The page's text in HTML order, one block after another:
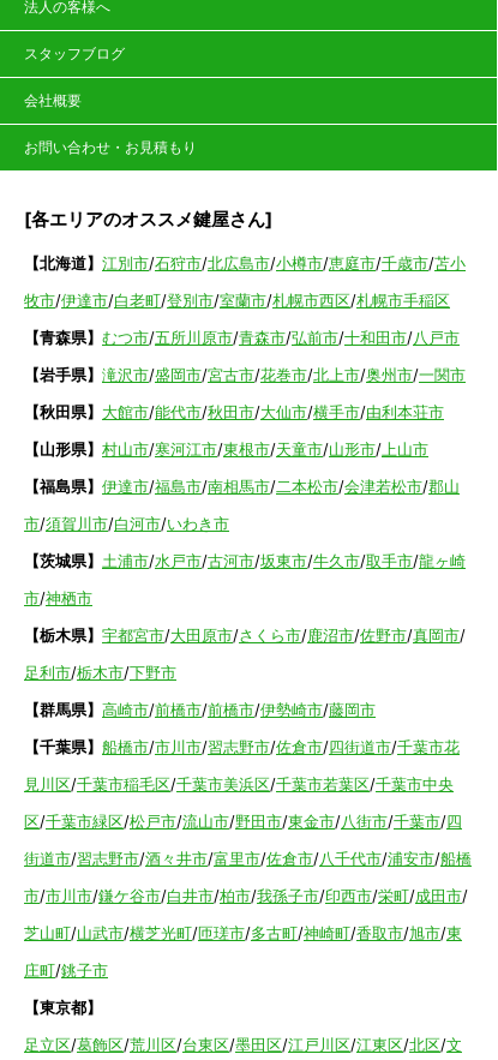
法人の客様へ
スタッフブログ
会社概要
お問い合わせ・お見積もり
[各エリアのオススメ鍵屋さん]
【北海道】 江別市/石狩市/北広島市/小樽市/恵庭市/千歳市/苫小
牧市/伊達市/白老町/登別市/室蘭市/札幌市西区/札幌市手稲区
【青森県】 むつ市/五所川原市/青森市/弘前市/十和田市/八戸市
【岩手県】 滝沢市/盛岡市/宮古市/花巻市/北上市/奥州市/一関市
【秋田県】 大館市/能代市/秋田市/大仙市/横手市/由利本荘市
【山形県】 村山市/寒河江市/東根市/天童市/山形市/ 上山市
【福島県】 伊達市/福島市/南相馬市/二本松市/会津若松市/郡山
市/須賀川市/白河市/いわき市
【茨城県】 土浦市/水戸市/古河市/坂東市/牛久市/取手市/龍ヶ崎
市/神栖市
【栃木県】 宇都宮市/大田原市/さくら市/鹿沼市/佐野市/真岡市/
足利市/栃木市/下野市
【群馬県】 高崎市/前橋市/前橋市/伊勢崎市/藤岡市
【千葉県】 船橋市/市川市/習志野市/佐倉市/四街道市/千葉市花
見川区/千葉市稲毛区/千葉市美浜区/千葉市若葉区/千葉市中央
区/千葉市緑区/松戸市/流山市/野田市/東金市/八街市/千葉市/四
街道市/習志野市/酒々井市/富里市/佐倉市/八千代市/浦安市/船橋
市/市川市/鎌ケ谷市/白井市/柏市/我孫子市/印西市/栄町/成田市/
芝山町/山武市/横芝光町/匝瑳市/多古町/神崎町/香取市/旭市/東
庄町/銚子市
【東京都】
足立区/葛飾区/荒川区/台東区/墨田区/江戸川区/江東区/北区/文